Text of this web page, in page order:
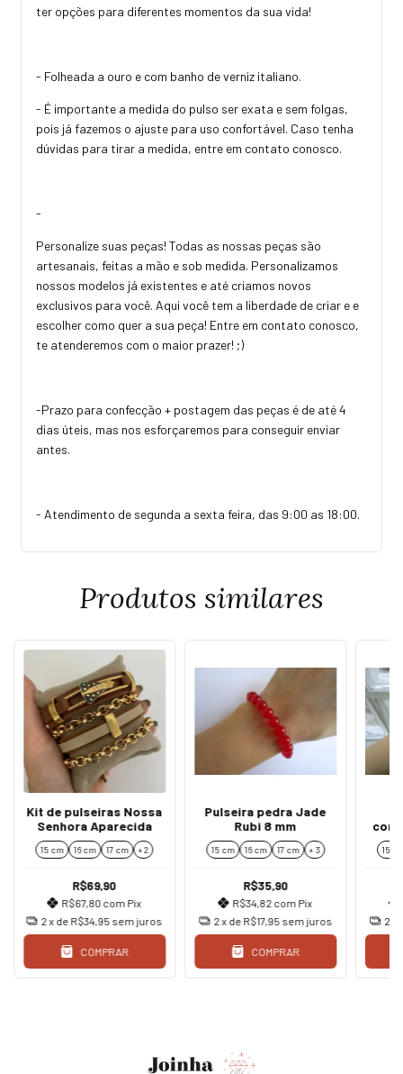
ter opções para diferentes momentos da sua vida!
- Folheada a ouro e com banho de verniz italiano.
- É importante a medida do pulso ser exata e sem folgas,
pois já fazemos o ajuste para uso confortável. Caso tenha
dúvidas para tirar a medida, entre em contato conosco.
-
Personalize suas peças! Todas as nossas peças são
artesanais, feitas a mão e sob medida. Personalizamos
nossos modelos já existentes e até criamos novos
exclusivos para você. Aqui você tem a liberdade de criar e e
escolher como quer a sua peça! Entre em contato conosco,
te atenderemos com o maior prazer! ;)
-Prazo para confecção + postagem das peças é de até 4
dias úteis, mas nos esforçaremos para conseguir enviar
antes.
- Atendimento de segunda a sexta feira, das 9:00 as 18:00.
Produtos similares
Kit de pulseiras Nossa
Senhora Aparecida
15 cm 16 cm 17 cm + 2
R$69,90
R$67,80 com Pix
2x de R$34,95 sem juros
COMPRAR
Pulseira pedra Jade
Rubi 8 mm
15 cm 16 cm 17 cm + 3
R$35,90
R$34,82 com Pix
2x de R$17,95 sem juros
COMPRAR
15
2